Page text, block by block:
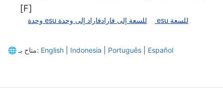
[F]
وحدة esu للسعة إلى فارادفاراد إلى وحدة esu للسعة
🌐 متاح بـ: English Indonesia Português Español